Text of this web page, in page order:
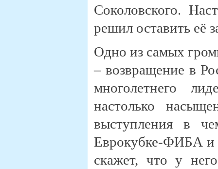
Соколовского.
решил оставить её
Одно из самых
– возвращение в
многолетнего
настолько
выступления в
Еврокубке-ФИБА и
скажет, что у